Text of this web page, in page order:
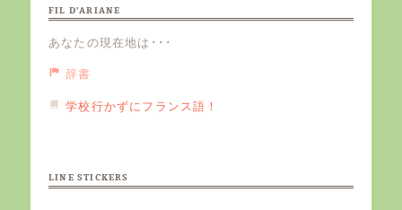
FIL D’ARIANE
あなたの現在地は･･･
辞書
学校行かずにフランス語！
LINE STICKERS